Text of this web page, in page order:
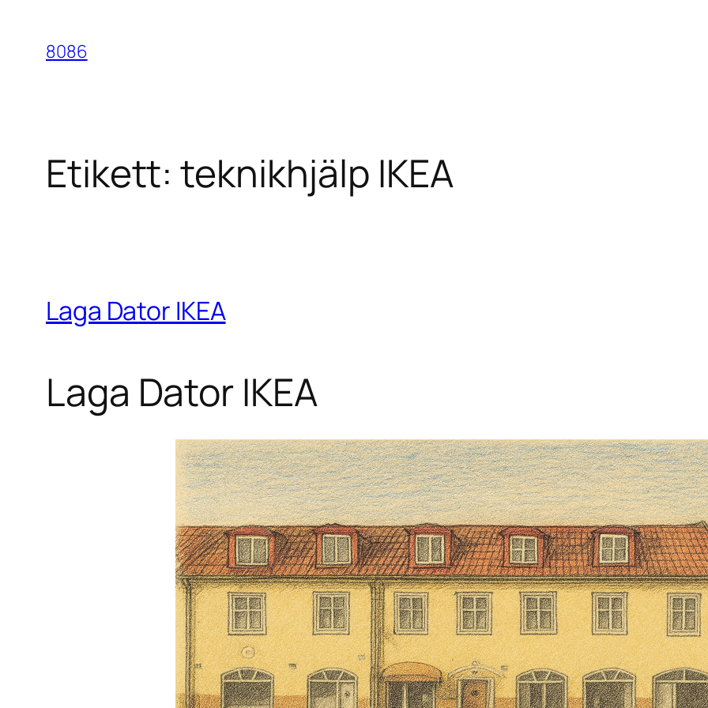
innehåll
8086
Etikett:teknikhjälp IKEA
Laga Dator IKEA
Laga Dator IKEA